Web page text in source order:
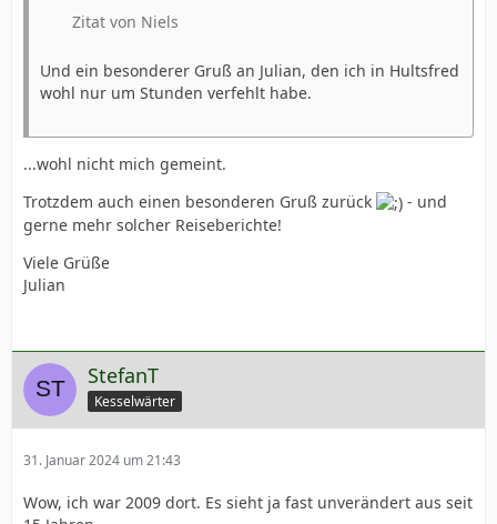
Zitat von Niels
Und ein besonderer Gruß an Julian, den ich in Hultsfred
wohl nur um Stunden verfehlt habe.
...wohl nicht mich gemeint.
Trotzdem auch einen besonderen Gruß zurück
- und
gerne mehr solcher Reiseberichte!
Viele Grüße
Julian
StefanT
Kesselwärter
31. Januar 2024 um 21:43
Wow, ich war 2009 dort. Es sieht ja fast unverändert aus seit